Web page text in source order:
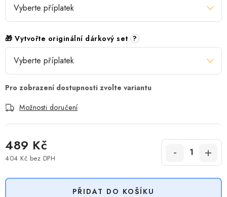
🎁 Vytvořte originální dárkový set ?
Možnosti doručení
489 Kč
404 Kč bez DPH
PŘIDAT DO KOŠÍKU